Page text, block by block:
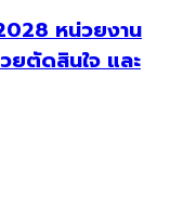
หน่วยงาน
ตัดสินใจ และ